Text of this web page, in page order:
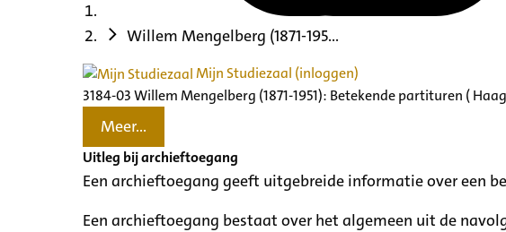
Willem Mengelberg (1871-195...
Mijn Studiezaal (inloggen)
3184-03 Willem Mengelberg (1871-1951): Betekende partituren (
Meer...
Uitleg bij archieftoegang
Een archieftoegang geeft uitgebreide informatie over een
Een archieftoegang bestaat over het algemeen uit de